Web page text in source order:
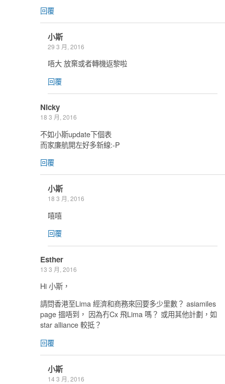
回覆
小斯
29 3 月, 2016
唔大 放棄或者轉機返黎啦
回覆
Nicky
18 3 月, 2016
不如小斯update下個表
而家廉航開左好多新線:-P
回覆
小斯
18 3 月, 2016
嘻嘻
回覆
Esther
13 3 月, 2016
Hi 小斯，
請問香港至Lima 經濟和商務來回要多少里數？ asiamiles
page 搵唔到， 因為冇Cx 飛Lima 嗎？ 或用其他計劃，如
star alliance 較抵？
回覆
小斯
14 3 月, 2016